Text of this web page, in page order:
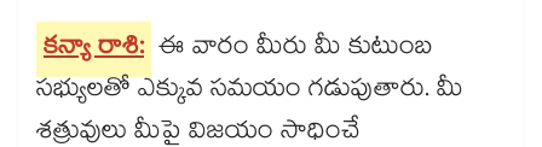
కన్యా రాశి: ఈ వారం మీరు మీ కుటుంబ
సభ్యులతో ఎక్కువ సమయం గడుపుతారు. మీ
శత్రువులు మీపై విజయం సాధించే